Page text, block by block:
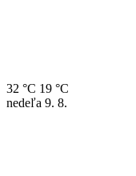
32 °C 19 °C
nedeľa 9. 8.